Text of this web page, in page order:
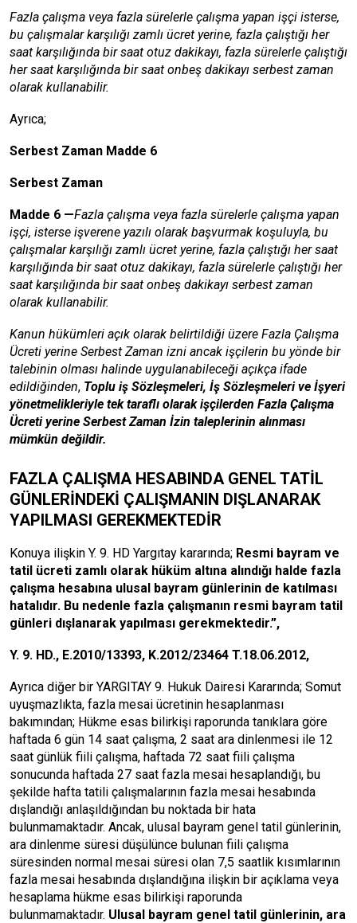
Fazla çalışma veya fazla sürelerle çalışma yapan işçi isterse,
bu çalışmalar karşılığı zamlı ücret yerine, fazla çalıştığı her
saat karşılığında bir saat otuz dakikayı, fazla sürelerle çalıştığı
her saat karşılığında bir saat onbeş dakikayı serbest zaman
olarak kullanabilir.
Ayrıca;
Serbest Zaman Madde 6
Serbest Zaman
Madde 6 —Fazla çalışma veya fazla sürelerle çalışma yapan
işçi, isterse işverene yazılı olarak başvurmak koşuluyla, bu
çalışmalar karşılığı zamlı ücret yerine, fazla çalıştığı her saat
karşılığında bir saat otuz dakikayı, fazla sürelerle çalıştığı her
saat karşılığında bir saat onbeş dakikayı serbest zaman
olarak kullanabilir.
Kanun hükümleri açık olarak belirtildiği üzere Fazla Çalışma
Ücreti yerine Serbest Zaman izni ancak işçilerin bu yönde bir
talebinin olması halinde uygulanabileceği açıkça ifade
edildiğinden, Toplu iş Sözleşmeleri, İş Sözleşmeleri ve İşyeri
yönetmelikleriyle tek taraflı olarak işçilerden Fazla Çalışma
Ücreti yerine Serbest Zaman İzin taleplerinin alınması
mümkün değildir.
FAZLA ÇALIŞMA HESABINDA GENEL TATİL
GÜNLERİNDEKİ ÇALIŞMANIN DIŞLANARAK
YAPILMASI GEREKMEKTEDİR
Konuya ilişkin Y. 9. HD Yargıtay kararında; Resmi bayram ve
tatil ücreti zamlı olarak hüküm altına alındığı halde fazla
çalışma hesabına ulusal bayram günlerinin de katılması
hatalıdır. Bu nedenle fazla çalışmanın resmi bayram tatil
günleri dışlanarak yapılması gerekmektedir.”,
Y. 9. HD., E.2010/13393, K.2012/23464 T.18.06.2012,
Ayrıca diğer bir YARGITAY 9. Hukuk Dairesi Kararında; Somut
uyuşmazlıkta, fazla mesai ücretinin hesaplanması
bakımından; Hükme esas bilirkişi raporunda tanıklara göre
haftada 6 gün 14 saat çalışma, 2 saat ara dinlenmesi ile 12
saat günlük fiili çalışma, haftada 72 saat fiili çalışma
sonucunda haftada 27 saat fazla mesai hesaplandığı, bu
şekilde hafta tatili çalışmalarının fazla mesai hesabında
dışlandığı anlaşıldığından bu noktada bir hata
bulunmamaktadır. Ancak, ulusal bayram genel tatil günlerinin,
ara dinlenme süresi düşülünce bulunan fiili çalışma
süresinden normal mesai süresi olan 7,5 saatlik kısımlarının
fazla mesai hesabında dışlandığına ilişkin bir açıklama veya
hesaplama hükme esas bilirkişi raporunda
bulunmamaktadır. Ulusal bayram genel tatil günlerinin, ara